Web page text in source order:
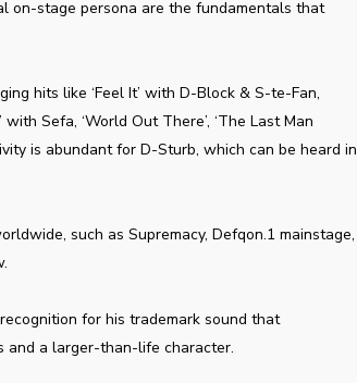
on-stage persona are the fundamentals that
hits like ‘Feel It’ with D-Block & S-te-Fan,
Sefa, ‘World Out There’, ‘The Last Man
is abundant for D-Sturb, which can be heard in
such as Supremacy, Defqon.1 mainstage,
for his trademark sound that
and a larger-than-life character.